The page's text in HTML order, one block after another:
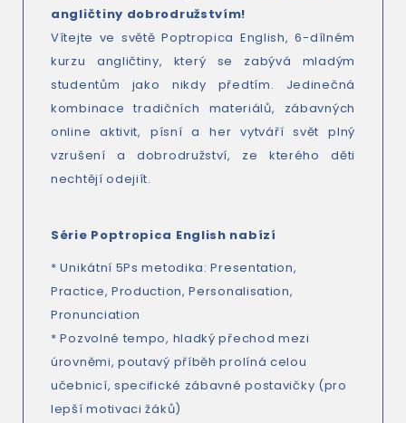
angličtiny dobrodružstvím!
Vítejte ve světě Poptropica English, 6-dílném
kurzu angličtiny, který se zabývá mladým
studentům jako nikdy předtím. Jedinečná
kombinace tradičních materiálů, zábavných
online aktivit, písní a her vytváří svět plný
vzrušení a dobrodružství, ze kterého děti
nechtějí odejiít.
Série Poptropica English nabízí
* Unikátní 5Ps metodika: Presentation,
Practice, Production, Personalisation,
Pronunciation
* Pozvolné tempo, hladký přechod mezi
úrovněmi, poutavý příběh prolíná celou
učebnicí, specifické zábavné postavičky (pro
lepší motivaci žáků)